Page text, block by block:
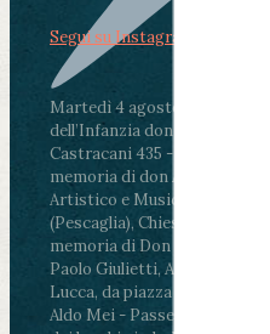
Martedì 4 agosto2026
ore
dell’Infanzia don Aldo Mei -
Castracani 435 -
memoria di don Aldo Mei
Artistico e Musicale
(Pescaglia), Chiesa
memoria di Don Aldo Mei
Paolo Giulietti, Arcivescovo di
Lucca, da piazza San
Aldo Mei - Passeggiata della
Segui su Instagram